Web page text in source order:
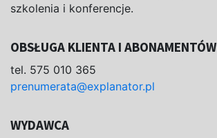
szkolenia i konferencje.
OBSŁUGA KLIENTA I ABONAMENTÓW
tel. 575 010 365
prenumerata@explanator.pl
WYDAWCA